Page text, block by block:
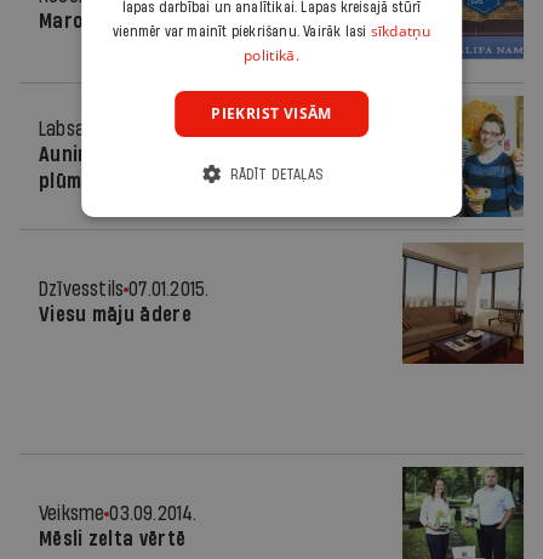
Marokas smarža
Labsajūta
11.02.2015.
Auniņš ar kanēlī karamelizētām
plūmēm
Dzīvesstils 07.01.2015.
Viesu māju ādere
Veiksme 03.09.2014.
Mēsli zelta vērtē
lapas darbībai un analītikai. Lapas kreisajā stūrī
vienmēr var mainīt piekrišanu. Vairāk lasi sīkdatņu
politikā.
PIEKRIST VISĀM
RĀDĪT DETAĻAS